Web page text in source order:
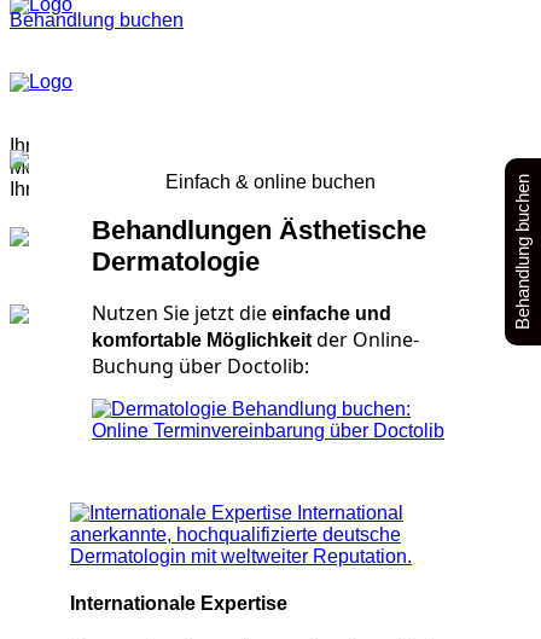
Behandlung buchen
Ihre Haut.
Meine Leidenschaft.
Ihr Vertrauen.
Behandlung buchen
Einfach & online buchen
Behandlungen Ästhetische
Dermatologie
Nutzen Sie jetzt die einfache und
komfortable Möglichkeitder Online-
Buchung über Doctolib:
Internationale Expertise
Behandlung buchen